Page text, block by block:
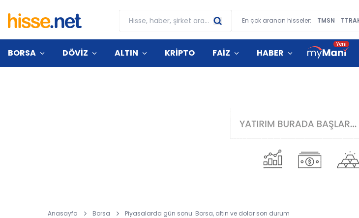
En çok aranan hisseler: TMSN
BORSA DÖVİZ ALTIN KRİPTO FAİZ HABER
Anasayfa Borsa Piyasalarda gün sonu: Borsa, altın ve dolar son durum